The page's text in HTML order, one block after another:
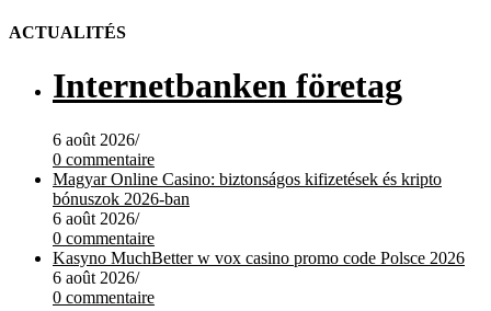
ACTUALITÉS
Internetbanken företag
6 août 2026/
0 commentaire
Magyar Online Casino: biztonságos kifizetések és kripto
bónuszok 2026-ban
6 août 2026/
0 commentaire
Kasyno MuchBetter w vox casino promo code Polsce 2026
6 août 2026/
0 commentaire